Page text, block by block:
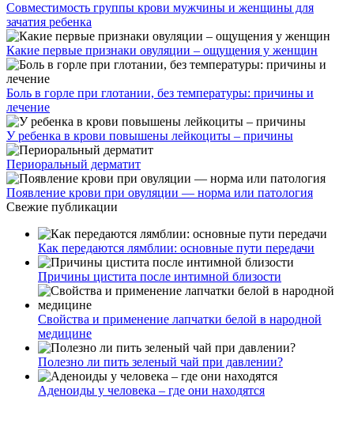
Совместимость группы крови мужчины и женщины для
зачатия ребенка
Какие первые признаки овуляции – ощущения у женщин
Боль в горле при глотании, без температуры: причины и
лечение
У ребенка в крови повышены лейкоциты – причины
Периоральный дерматит
Появление крови при овуляции — норма или патология
Свежие публикации
Как передаются лямблии: основные пути передачи
Причины цистита после интимной близости
Свойства и применение лапчатки белой в народной
медицине
Полезно ли пить зеленый чай при давлении?
Аденоиды у человека – где они находятся